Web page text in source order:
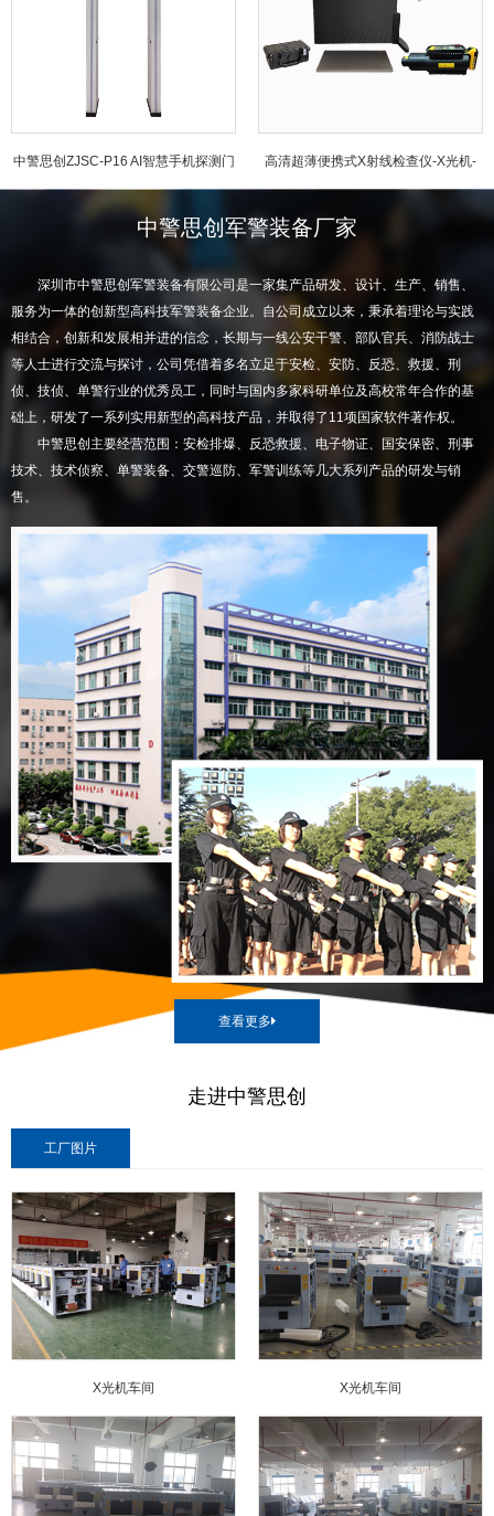
中警思创ZJSC-P16 AI智慧手机探测门 高清超薄便携式X射线检查仪-X光机-
ZJSC-3543
中警思创军警装备厂家
深圳市中警思创军警装备有限公司是一家集产品研发、设计、生产、销售、
服务为一体的创新型高科技军警装备企业。自公司成立以来，秉承着理论与实践
相结合，创新和发展相并进的信念，长期与一线公安干警、部队官兵、消防战士
等人士进行交流与探讨，公司凭借着多名立足于安检、安防、反恐、救援、刑
侦、技侦、单警行业的优秀员工，同时与国内多家科研单位及高校常年合作的基
础上，研发了一系列实用新型的高科技产品，并取得了11项国家软件著作权。
中警思创主要经营范围：安检排爆、反恐救援、电子物证、国安保密、刑事
技术、技术侦察、单警装备、交警巡防、军警训练等几大系列产品的研发与销
售。
查看更多
走进中警思创
工厂图片
X光机车间 X光机车间